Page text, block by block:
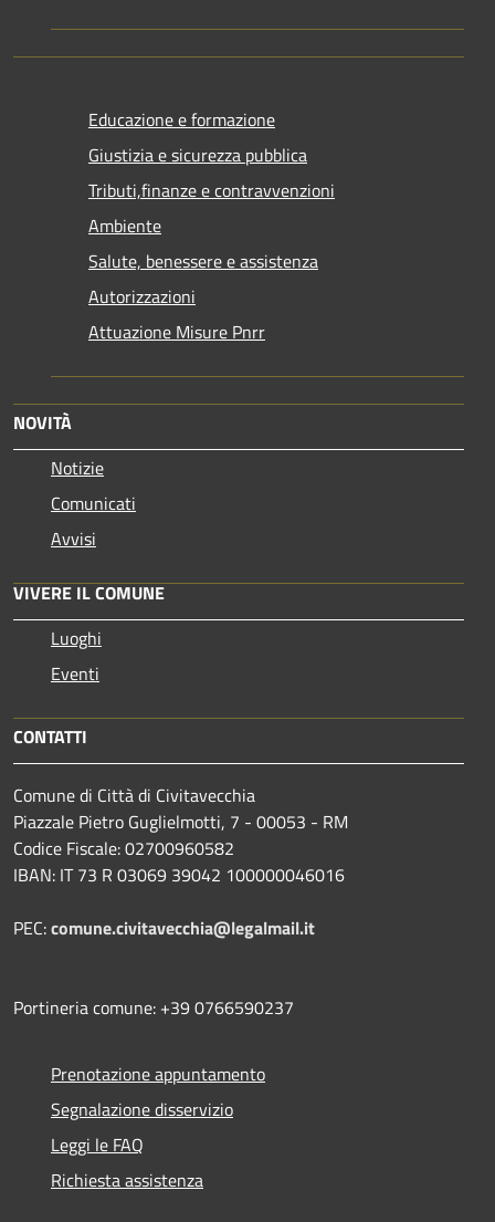
Educazione e formazione
Giustizia e sicurezza pubblica
Tributi,finanze e contravvenzioni
Ambiente
Salute, benessere e assistenza
Autorizzazioni
Attuazione Misure Pnrr
NOVITÀ
Notizie
Comunicati
Avvisi
VIVERE IL COMUNE
Luoghi
Eventi
CONTATTI
Comune di Città di Civitavecchia
Piazzale Pietro Guglielmotti, 7 - 00053 - RM
Codice Fiscale: 02700960582
IBAN: IT 73 R 03069 39042 100000046016
PEC:comune.civitavecchia@legalmail.it
Portineria comune: +39 0766590237
Prenotazione appuntamento
Segnalazione disservizio
Leggi le FAQ
Richiesta assistenza